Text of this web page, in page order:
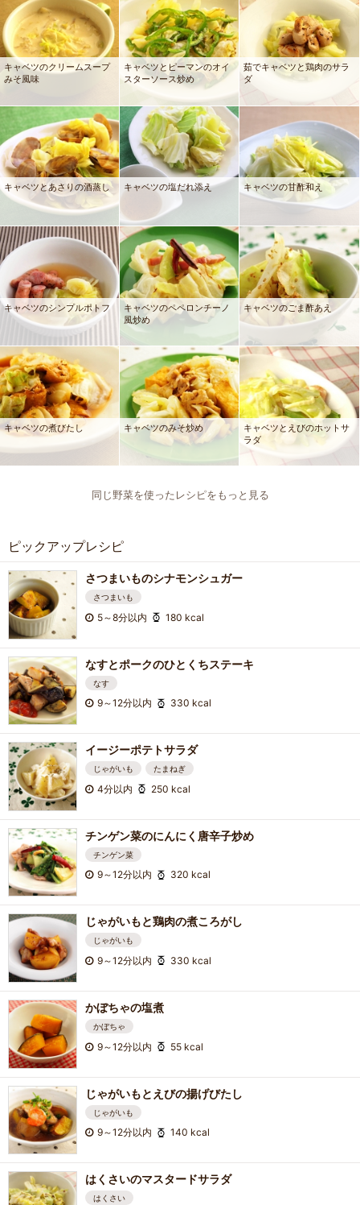
キャベツのクリームスープ
みそ風味
キャベツとピーマンのオイ
スターソース炒め
茹でキャベツと鶏肉のサラ
ダ
キャベツとあさりの酒蒸し キャベツの塩だれ添え キャベツの甘酢和え
キャベツのシンプルポトフ
キャベツのペペロンチーノ
風炒め
キャベツのごま酢あえ
キャベツの煮びたし キャベツのみそ炒め
キャベツとえびのホットサ
ラダ
同じ野菜を使ったレシピをもっと見る
ピックアップレシピ
さつまいものシナモンシュガー
さつまいも
5～8分以内 180 kcal
なすとポークのひとくちステーキ
なす
9～12分以内 330 kcal
イージーポテトサラダ
じゃがいも たまねぎ
4分以内 250 kcal
チンゲン菜のにんにく唐辛子炒め
チンゲン菜
9～12分以内 320 kcal
じゃがいもと鶏肉の煮ころがし
じゃがいも
9～12分以内 330 kcal
かぼちゃの塩煮
かぼちゃ
9～12分以内 55 kcal
じゃがいもとえびの揚げびたし
じゃがいも
9～12分以内 140 kcal
はくさいのマスタードサラダ
はくさい